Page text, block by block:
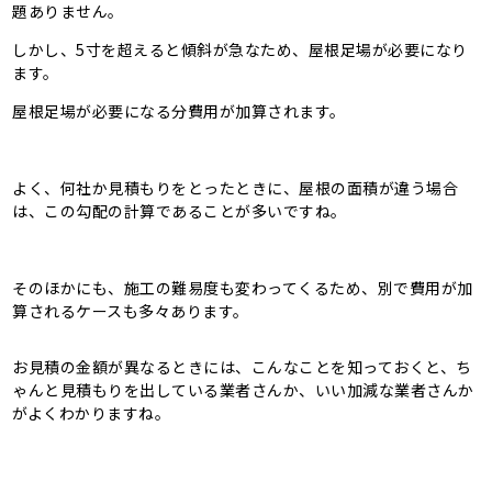
題ありません。
しかし、5寸を超えると傾斜が急なため、屋根足場が必要になり
ます。
屋根足場が必要になる分費用が加算されます。
よく、何社か見積もりをとったときに、屋根の面積が違う場合
は、この勾配の計算であることが多いですね。
そのほかにも、施工の難易度も変わってくるため、別で費用が加
算されるケースも多々あります。
お見積の金額が異なるときには、こんなことを知っておくと、ち
ゃんと見積もりを出している業者さんか、いい加減な業者さんか
がよくわかりますね。